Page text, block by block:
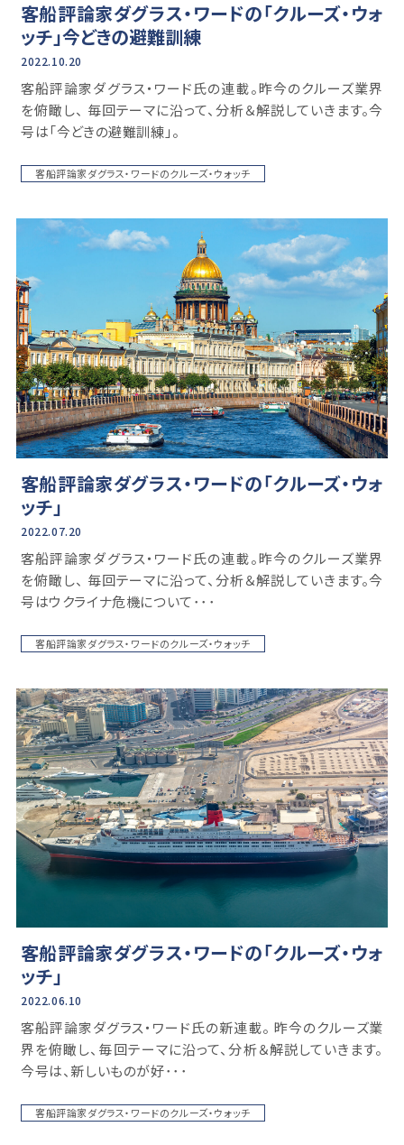
客船評論家ダグラス・ワードの「クルーズ・ウォ
ッチ」今どきの避難訓練
2022.10.20
客船評論家ダグラス・ワード氏の連載。昨今のクルーズ業界
を俯瞰し、 毎回テーマに沿って、分析＆解説していきます。今
号は「今どきの避難訓練」。
客船評論家ダグラス・ワードのクルーズ・ウォッチ
客船評論家ダグラス・ワードの「クルーズ・ウォ
ッチ」
2022.07.20
客船評論家ダグラス・ワード氏の連載。昨今のクルーズ業界
を俯瞰し、 毎回テーマに沿って、分析＆解説していきます。今
号はウクライナ危機について･･･
客船評論家ダグラス・ワードのクルーズ・ウォッチ
客船評論家ダグラス・ワードの「クルーズ・ウォ
ッチ」
2022.06.10
客船評論家ダグラス・ワード氏の新連載。 昨今のクルーズ業
界を俯瞰し、毎回テーマに沿って、分析＆解説していきます。
今号は、新しいものが好･･･
客船評論家ダグラス・ワードのクルーズ・ウォッチ